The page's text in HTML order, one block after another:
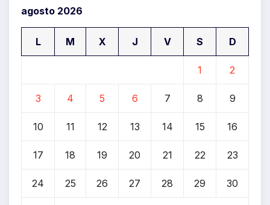
agosto 2026
L M X J V S D
1 2
3 4 5 6 7 8 9
10 11 12 13 14 15 16
17 18 19 20 21 22 23
24 25 26 27 28 29 30